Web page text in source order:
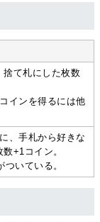
捨て札にした枚数
インを得るには他
、手札から好きな
+1コイン。
いている。